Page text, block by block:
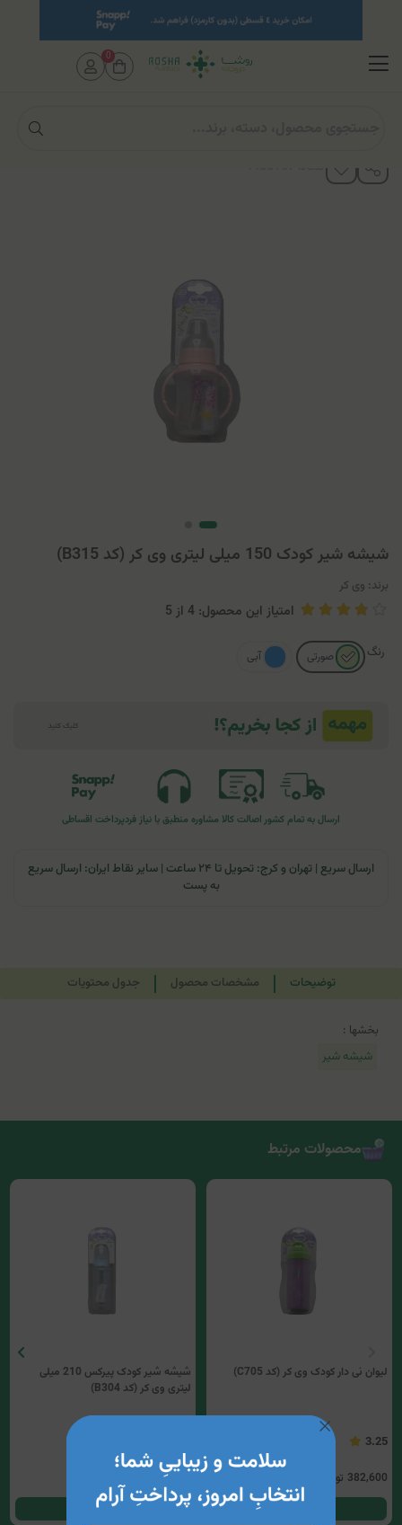
شیشه شیر کودک 150 میلی لیتری وی کر (کد B315)
برند: وی کر
امتیاز این محصول: 4 از 5
رنگ صورتی آبی
ارسال به تمام کشوراصالت کالا مشاوره منطبق با نیاز فردپرداخت اقساطی
ارسال سریع | تهران و کرج: تحویل تا ۲۴ ساعت | سایر نقاط ایران: ارسال سریع
به پست
توضیحات مشخصات محصول جدول محتویات
بخشها :
شیشه شیر
محصولات مرتبط
لیوان نی دار کودک وی کر (کد C705)
3.25
382,600 تومان
شیشه شیر کودک پیرکس 210 میلی
لیتری وی کر (کد B304)
795,400
مشاهده محصول
0